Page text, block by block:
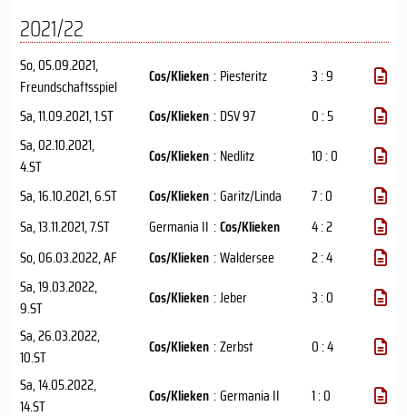
2021/22
So, 05.09.2021,
Freundschaftsspiel
Cos/Klieken : Piesteritz
3 : 9
Sa, 11.09.2021, 1.ST Cos/Klieken : DSV 97
0 : 5
Sa, 02.10.2021,
4.ST
Cos/Klieken : Nedlitz
10 : 0
Sa, 16.10.2021, 6.ST Cos/Klieken :Garitz/Linda
7 : 0
Sa, 13.11.2021, 7.ST Germania II :Cos/Klieken
4 : 2
So, 06.03.2022, AF Cos/Klieken :Waldersee
2 : 4
Sa, 19.03.2022,
9.ST
Cos/Klieken :Jeber
3 : 0
Sa, 26.03.2022,
10.ST
Cos/Klieken :Zerbst
0 : 4
Sa, 14.05.2022,
14.ST
Cos/Klieken :Germania II 1 : 0